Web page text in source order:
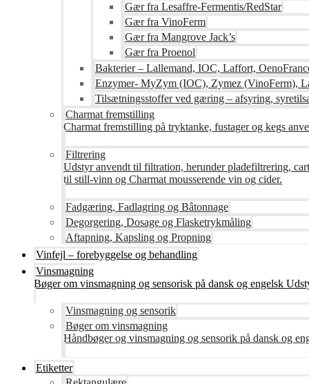
Gær fra Lesaffre-Fermentis/RedStar
Gær fra VinoFerm
Gær fra Mangrove Jack’s
Gær fra Proenol
Bakterier – Lallemand, IOC, Laffort,
Enzymer- MyZym (IOC), Zymez (VinoFerm),
Tilsætningsstoffer ved gæring – afsyring,
Charmat fremstilling
Charmat fremstilling på tryktanke, fustager og kegs
Filtrering
Udstyr anvendt til filtration, herunder pladefiltrering,
til still-vinn og Charmat mousserende vin og cider.
Fadgæring, Fadlagring og Bâtonnage
Degorgering, Dosage og Flasketrykmåling
Aftapning, Kapsling og Propning
Vinfejl – forebyggelse og behandling
Vinsmagning
Bøger om vinsmagning og sensorisk på dansk og engelsk
Vinsmagning og sensorik
Bøger om vinsmagning
Håndbøger og vinsmagning og sensorik på dansk og
Etiketter